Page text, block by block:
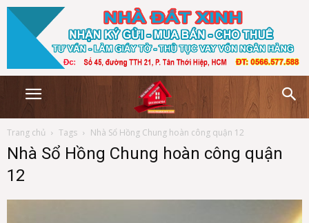
Trang chủ Tags Nhà Sổ Hồng Chung hoàn công quận 12
Nhà Sổ Hồng Chung hoàn công quận
12